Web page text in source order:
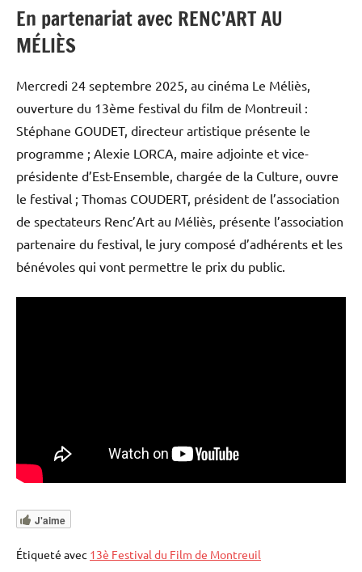
En partenariat avec RENC’ART AU
MÉLIÈS
Mercredi 24 septembre 2025, au cinéma Le Méliès,
ouverture du 13ème festival du film de Montreuil :
Stéphane GOUDET, directeur artistique présente le
programme ; Alexie LORCA, maire adjointe et vice-
présidente d’Est-Ensemble, chargée de la Culture, ouvre
le festival ; Thomas COUDERT, président de l’association
de spectateurs Renc’Art au Méliès, présente l’association
partenaire du festival, le jury composé d’adhérents et les
bénévoles qui vont permettre le prix du public.
J'aime
Étiqueté avec 13è Festival du Film de Montreuil